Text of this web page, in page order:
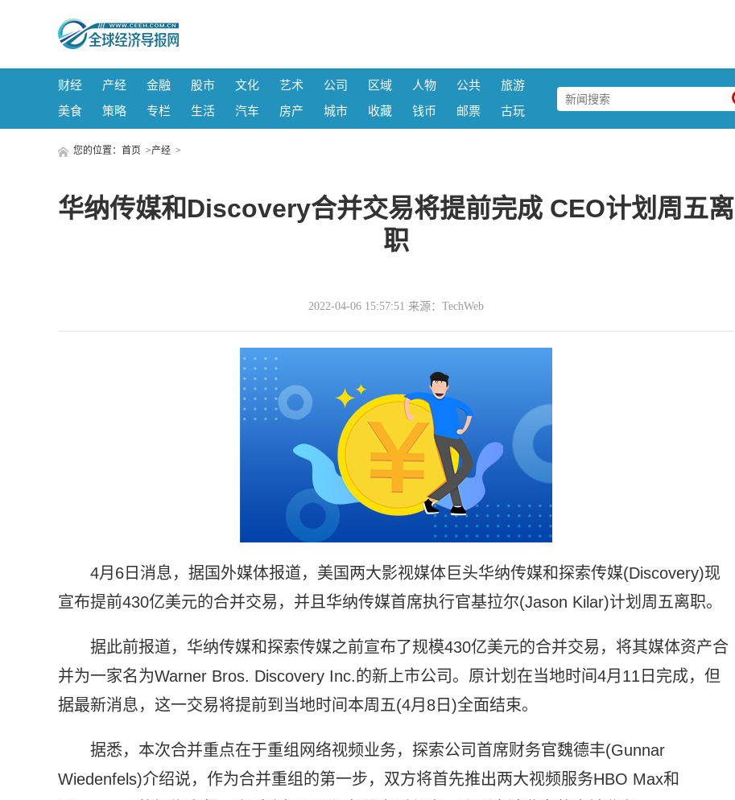
财经 产经 金融 股市 文化 艺术 公司 区域 人物 公共
旅游
美食
策略 专栏 生活 汽车 房产 城市 收藏 钱币 邮票 古玩
您的位置： 首页 >产经 >
华纳传媒和Discovery合并交易将提前完成 CEO计划周五离
职
2022-04-06 15:57:51 来源：TechWeb
4月6日消息，据国外媒体报道，美国两大影视媒体巨头华纳传媒和探索传媒(Discovery)现
宣布提前430亿美元的合并交易，并且华纳传媒首席执行官基拉尔(Jason Kilar)计划周五离职。
据此前报道，华纳传媒和探索传媒之前宣布了规模430亿美元的合并交易，将其媒体资产合
并为一家名为Warner Bros. Discovery Inc.的新上市公司。原计划在当地时间4月11日完成，但
据最新消息，这一交易将提前到当地时间本周五(4月8日)全面结束。
据悉，本次合并重点在于重组网络视频业务，探索公司首席财务官魏德丰(Gunnar
Wiedenfels)介绍说，作为合并重组的第一步，双方将首先推出两大视频服务HBO Max和